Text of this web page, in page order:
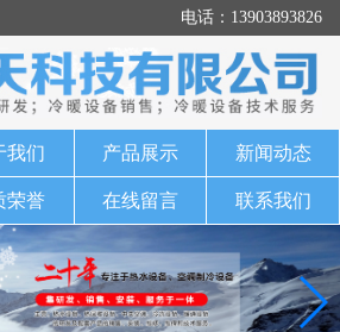
电话：13903893826
我们 产品展示 新闻动态
荣誉 在线留言 联系我们